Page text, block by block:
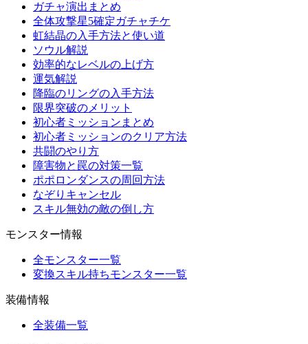
ガチャ演出まとめ
全体攻撃星5確定ガチャチケ
虹結晶の入手方法と使い道
ソウル解説
効率的なレベルの上げ方
運気解説
降臨のリングの入手方法
限界突破のメリット
初心者ミッションまとめ
初心者ミッションのクリア方法
共闘のやり方
障害物と罠の対策一覧
ポポロンダンスの周回方法
なぞりキャンセル
スキル無効の敵の倒し方
モンスター情報
全モンスター一覧
変換スキル持ちモンスター一覧
装備情報
全装備一覧